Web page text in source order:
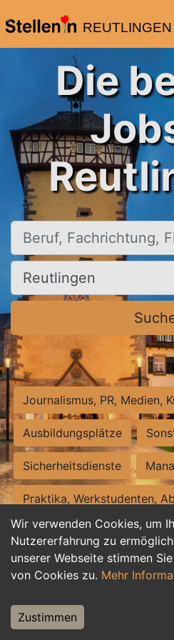
REUTLINGEN
Wir verwenden Cookies, um
Nutzererfahrung zu
unserer Webseite stimmen
von Cookies zu. Mehr
Zustimmen
Die
Beruf, Fachrichtung, Firma
Ort, Stadt
Journalismus, PR, Medien,
Ausbildungsplätze
Sicherheitsdienste
Praktika, Werkstudenten,
Personalwesen
Hilfskräfte, Aushilfs- und
Weiterbildung, Studium,